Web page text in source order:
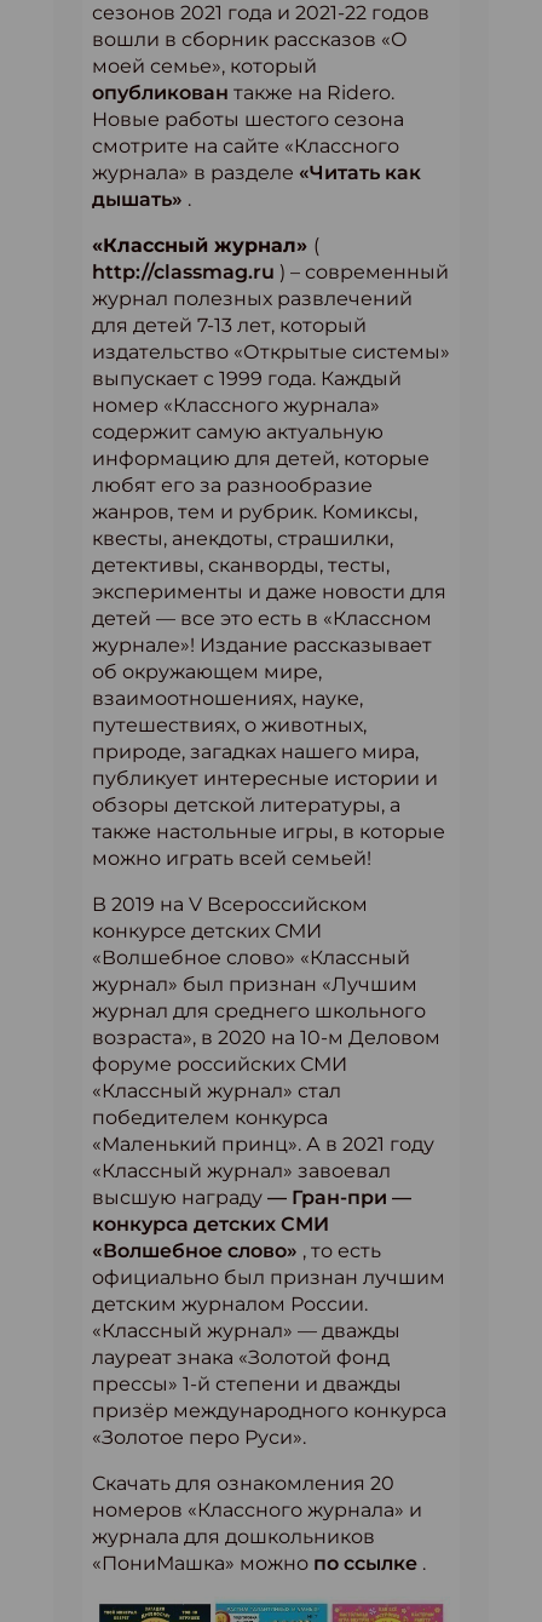
сезонов 2021 года и 2021-22 годов
вошли в сборник рассказов «О
моей семье», который
опубликован также на Ridero.
Новые работы шестого сезона
смотрите на сайте «Классного
журнала» в разделе «Читать как
дышать» .
«Классный журнал» (
http://classmag.ru ) – современный
журнал полезных развлечений
для детей 7-13 лет, который
издательство «Открытые системы»
выпускает с 1999 года. Каждый
номер «Классного журнала»
содержит самую актуальную
информацию для детей, которые
любят его за разнообразие
жанров, тем и рубрик. Комиксы,
квесты, анекдоты, страшилки,
детективы, сканворды, тесты,
эксперименты и даже новости для
детей — все это есть в «Классном
журнале»! Издание рассказывает
об окружающем мире,
взаимоотношениях, науке,
путешествиях, о животных,
природе, загадках нашего мира,
публикует интересные истории и
обзоры детской литературы, а
также настольные игры, в которые
можно играть всей семьей!
В 2019 на V Всероссийском
конкурсе детских СМИ
«Волшебное слово» «Классный
журнал» был признан «Лучшим
журнал для среднего школьного
возраста», в 2020 на 10-м Деловом
форуме российских СМИ
«Классный журнал» стал
победителем конкурса
«Маленький принц». А в 2021 году
«Классный журнал» завоевал
высшую награду — Гран-при —
конкурса детских СМИ
«Волшебное слово» , то есть
официально был признан лучшим
детским журналом России.
«Классный журнал» — дважды
лауреат знака «Золотой фонд
прессы» 1-й степени и дважды
призёр международного конкурса
«Золотое перо Руси».
Скачать для ознакомления 20
номеров «Классного журнала» и
журнала для дошкольников
«ПониМашка» можно по ссылке .